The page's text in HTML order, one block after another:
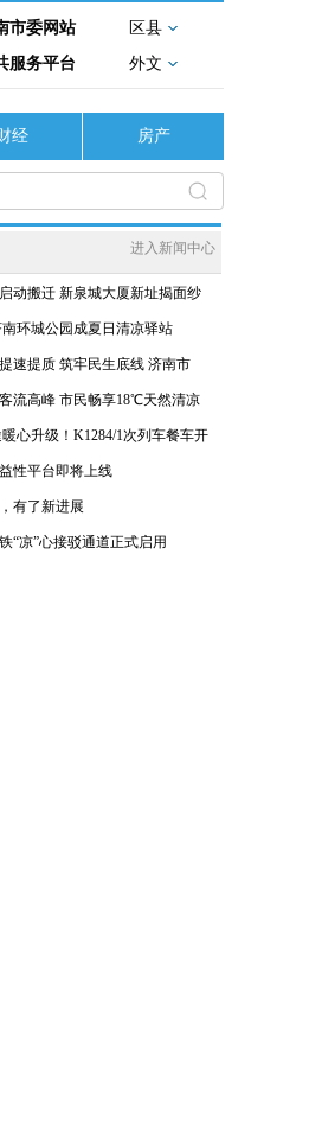
市委网站
区县
服务平台
外文
经 房产
进入新闻中心
动搬迁 新泉城大厦新址揭面纱
环城公园成夏日清凉驿站
速提质 筑牢民生底线 济南市
流高峰 市民畅享18℃天然清凉
心升级！K1284/1次列车餐车开
性平台即将上线
有了新进展
“凉”心接驳通道正式启用